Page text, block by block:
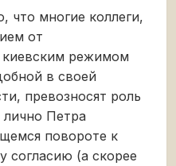
что многие коллеги,
от
режимом
в своей
превозносят роль
лично Петра
повороте к
согласию (а скорее